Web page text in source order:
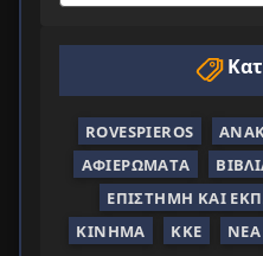
ROVESPIEROS
ΑΦΙΕΡΏΜΑΤΑ
ΕΠΙΣΤΉΜΗ ΚΑΙ
ΚΊΝΗΜΑ
ΚΚΕ ΝΈΑ